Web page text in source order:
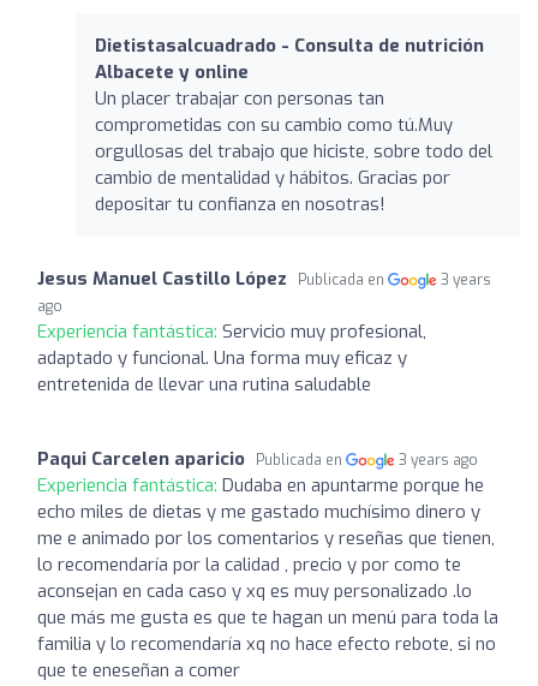
Dietistasalcuadrado - Consulta de nutrición
Albacete y online
Un placer trabajar con personas tan
comprometidas con su cambio como tú.Muy
orgullosas del trabajo que hiciste, sobre todo del
cambio de mentalidad y hábitos. Gracias por
depositar tu confianza en nosotras!
Jesus Manuel Castillo López Publicada en
3 years
ago
Experiencia fantástica: Servicio muy profesional,
adaptado y funcional. Una forma muy eficaz y
entretenida de llevar una rutina saludable
Paqui Carcelen aparicio Publicada en 3 years ago
Experiencia fantástica: Dudaba en apuntarme porque he
echo miles de dietas y me gastado muchísimo dinero y
me e animado por los comentarios y reseñas que tienen,
lo recomendaría por la calidad , precio y por como te
aconsejan en cada caso y xq es muy personalizado .lo
que más me gusta es que te hagan un menú para toda la
familia y lo recomendaría xq no hace efecto rebote, si no
que te eneseñan a comer